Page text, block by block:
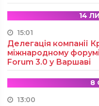
14
15:01
Делегація компанії
міжнародному
Forum 3.0 у Варшаві
8
13:00